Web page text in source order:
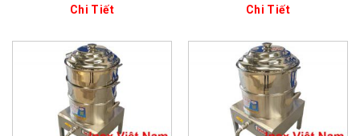
Chi Tiết Chi Tiết